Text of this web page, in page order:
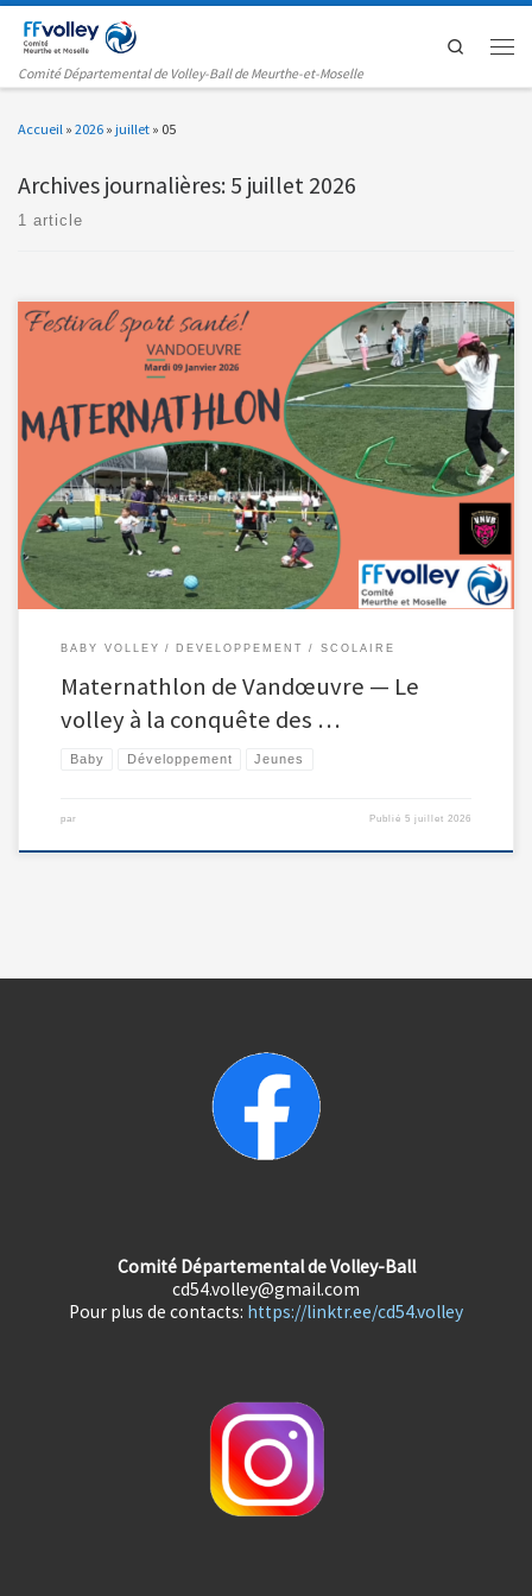
Passer au contenu
Comité Départemental de Volley-Ball de Meurthe-et-Moselle
Search
Accueil » 2026 » juillet » 05
Archives journalières: 5 juillet 2026
1 article
Après le Festival du Sport, le CD54 et le VNV […]
BABY VOLLEY DEVELOPPEMENT SCOLAIRE
Maternathlon de Vandœuvre — Le
volley à la conquête des …
Baby Développement Jeunes
par Publié5 juillet 2026
Comité Départemental de Volley-Ball
cd54.volley@gmail.com
Pour plus de contacts: https://linktr.ee/cd54.volley